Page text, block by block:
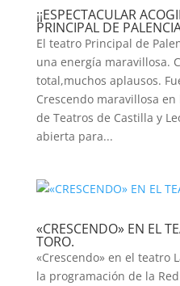
¡¡ESPECTACULAR
PRINCIPAL DE
El teatro Principal de
una energía maravillosa.
total,muchos aplausos.
Crescendo maravillosa
de Teatros de Castilla y
abierta para...
«CRESCENDO» EN EL
TORO.
«Crescendo» en el teatro
la programación de la